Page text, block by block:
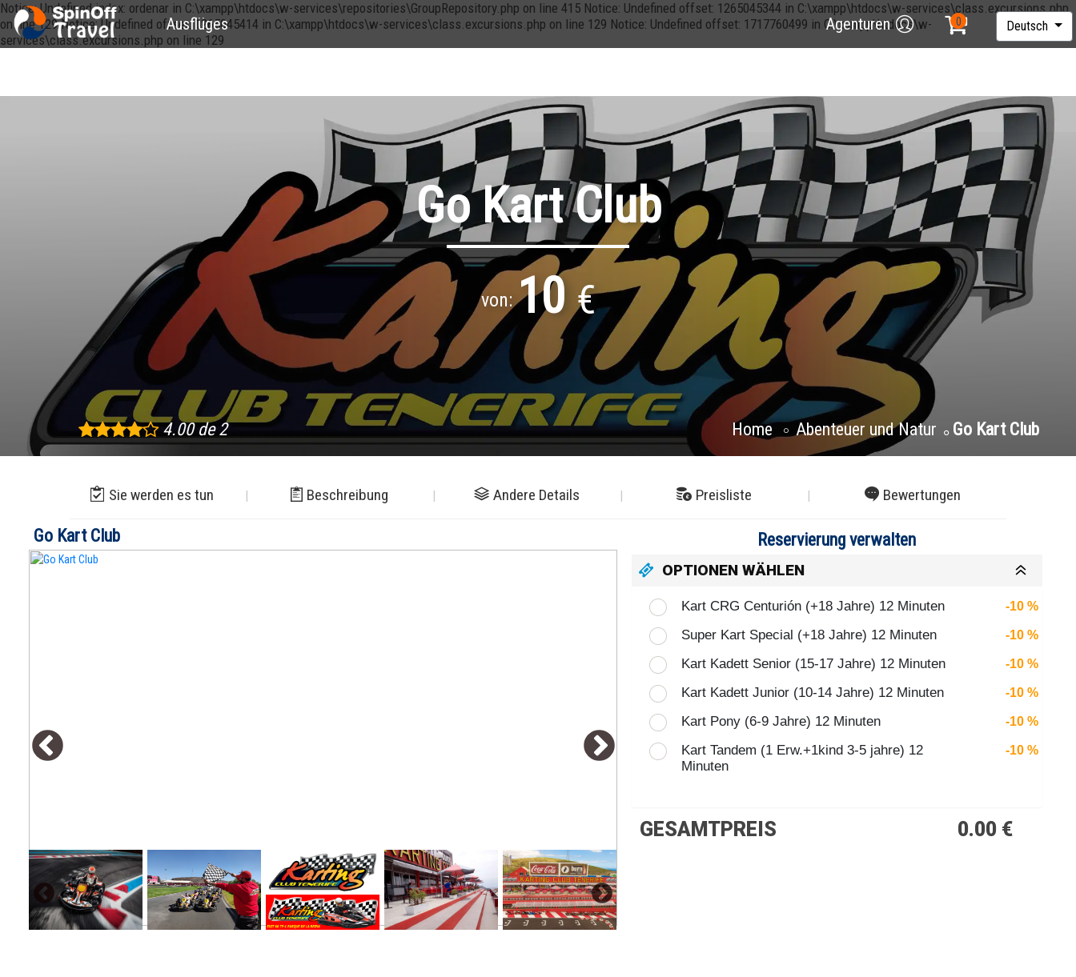
Notice: Undefined index: ordenar in C:\xampp\htdocs\w-services\repositories\GroupRepository.php on line 415 Notice: Undefined offset: 1265045344 in C:\xampp\htdocs\w-services\class.excursions.php
on line 129 Notice: Undefined offset: 1265045414 in C:\xampp\htdocs\w-services\class.excursions.php on line 129 Notice: Undefined offset: 1717760499 in C:\xampp\htdocs\w-
services\class.excursions.php on line 129
Ausflüges Deutsch
Agenturen
Go Kart Club
von:10€
4.00 de 2 Home Abenteuer und Natur Go Kart Club
Sie werden es tun Beschreibung Andere Details Preisliste Bewertungen
Go Kart Club Reservierung verwalten
OPTIONEN WÄHLEN
Kart CRG Centurión (+18 Jahre) 12 Minuten -10 %
Super Kart Special (+18 Jahre) 12 Minuten -10 %
Kart Kadett Senior (15-17 Jahre) 12 Minuten -10 %
Kart Kadett Junior (10-14 Jahre) 12 Minuten -10 %
Kart Pony (6-9 Jahre) 12 Minuten -10 %
Kart Tandem (1 Erw.+1kind 3-5 jahre) 12
Minuten
-10 %
GESAMTPREIS 0.00 €